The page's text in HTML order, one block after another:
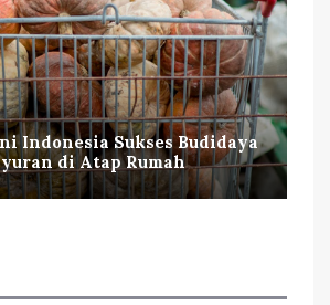
Indonesia Sukses Budidaya
di Atap Rumah